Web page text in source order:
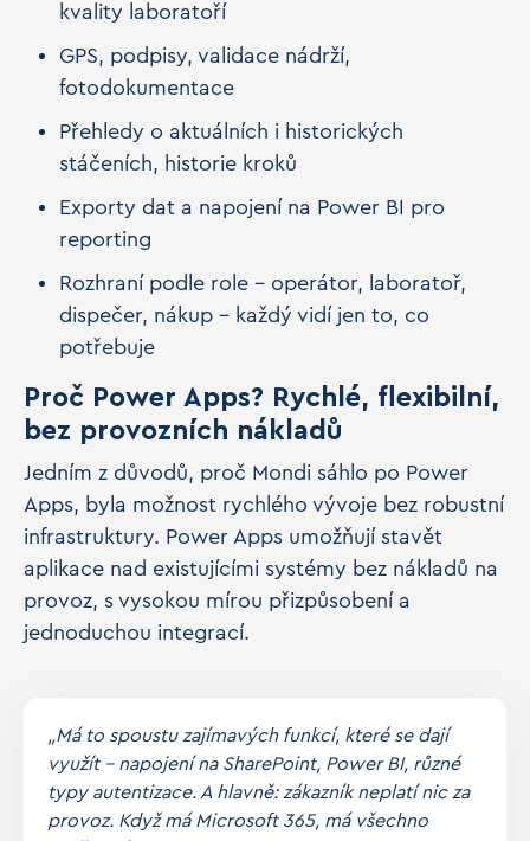
kvality laboratoří
GPS, podpisy, validace nádrží,
fotodokumentace
Přehledy o aktuálních i historických
stáčeních, historie kroků
Exporty dat a napojení na Power BI pro
reporting
Rozhraní podle role – operátor, laboratoř,
dispečer, nákup – každý vidí jen to, co
potřebuje
Proč Power Apps? Rychlé, flexibilní,
bez provozních nákladů
Jedním z důvodů, proč Mondi sáhlo po Power
Apps, byla možnost rychlého vývoje bez robustní
infrastruktury. Power Apps umožňují stavět
aplikace nad existujícími systémy bez nákladů na
provoz, s vysokou mírou přizpůsobení a
jednoduchou integrací.
„Má to spoustu zajímavých funkcí, které se dají
využít – napojení na SharePoint, Power BI, různé
typy autentizace. A hlavně: zákazník neplatí nic za
provoz. Když má Microsoft 365, má všechno